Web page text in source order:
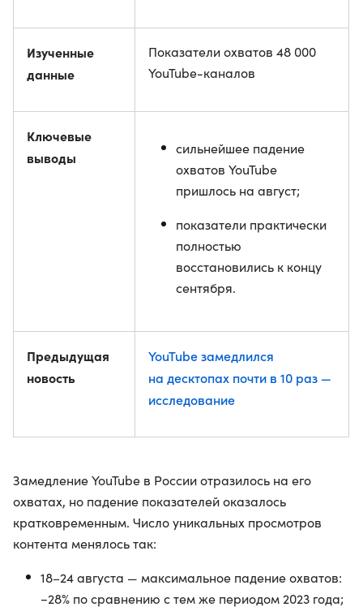
Изученные
данные
Показатели охватов 48 000
YouTube-каналов
Ключевые
выводы
сильнейшее падение
охватов YouTube
пришлось на август;
показатели практически
полностью
восстановились к концу
сентября.
Предыдущая
новость
YouTube замедлился
на десктопах почти в 10 раз —
исследование
Замедление YouTube в России отразилось на его
охватах, но падение показателей оказалось
кратковременным. Число уникальных просмотров
контента менялось так:
18–24 августа — максимальное падение охватов:
−28% по сравнению с тем же периодом 2023 года;